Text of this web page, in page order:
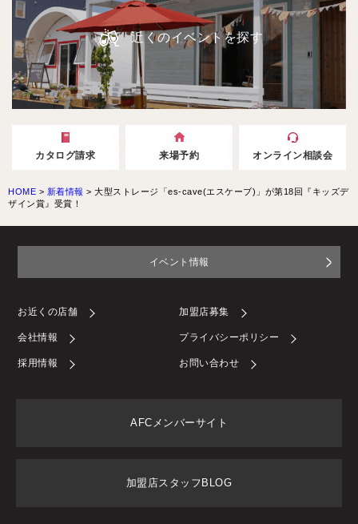
近くのイベントを探す
カタログ請求 来場予約 オンライン相談会
HOME > 新着情報 > 大型ストレージ「es-cave(エスケーブ)」が第18回『キッズデ
ザイン賞』受賞！
イベント情報
お近くの店舗 加盟店募集
会社情報 プライバシーポリシー
採用情報 お問い合わせ
AFCメンバーサイト
加盟店スタッフBLOG